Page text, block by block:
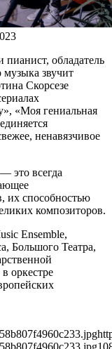
обладатель
звучит
Скорсезе
«Моя гениальная
ненавязчивое
это всегда
их способностью
композиторов.
Ensemble,
Большого Театра,
оркестре